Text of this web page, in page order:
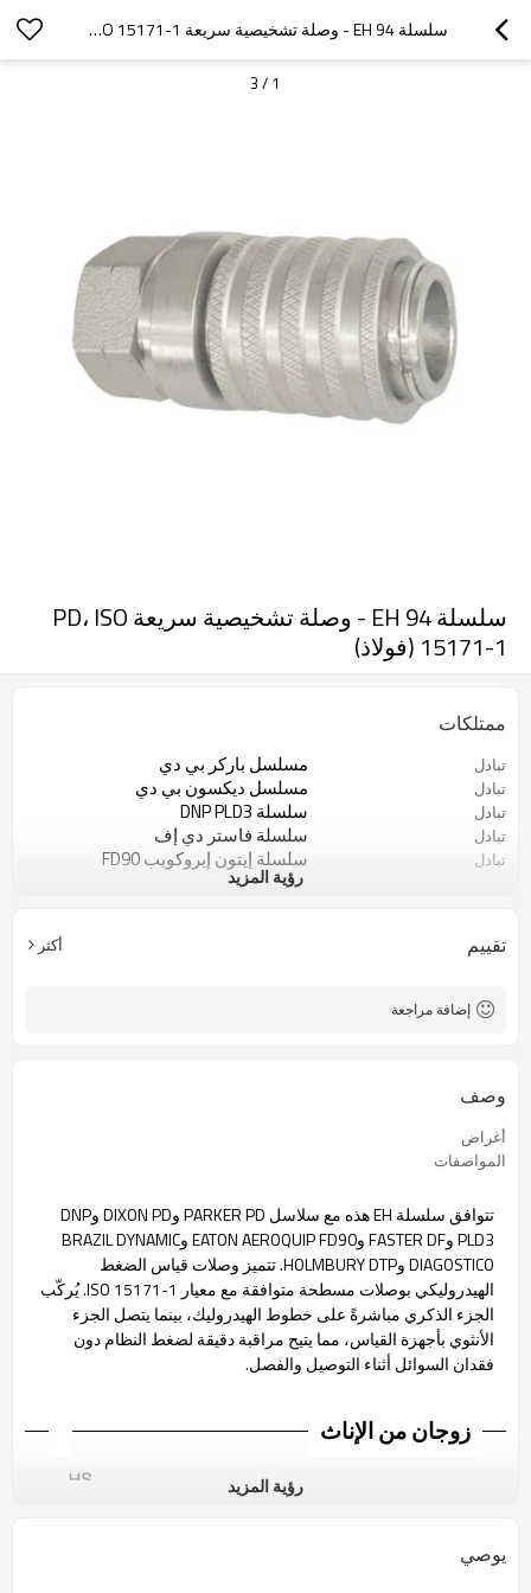
سلسلة EH 94 - وصلة تشخيصية سريعة PD، ISO 15171-1 (فولاذ)
1
/
3
سلسلة EH 94 - وصلة تشخيصية سريعة PD، ISO
15171-1 (فولاذ)
ممتلكات
تبادل مسلسل باركر بي دي
تبادل مسلسل ديكسون بي دي
تبادل سلسلة DNP PLD3
تبادل سلسلة فاستر دي إف
تبادل سلسلة إيتون إيروكويب FD90
سلسلة التشخيص الديناميكي البرازيلية
رؤية المزيد
تقييم أكثر
إضافة مراجعة
وصف
أغراض
المواصفات
تتوافق سلسلة EH هذه مع سلاسل PARKER PD وDIXON PD وDNP
PLD3 وFASTER DF وEATON AEROQUIP FD90 وBRAZIL DYNAMIC
DIAGOSTICO وHOLMBURY DTP. تتميز وصلات قياس الضغط
الهيدروليكي بوصلات مسطحة متوافقة مع معيار ISO 15171-1. يُركّب
الجزء الذكري مباشرةً على خطوط الهيدروليك، بينما يتصل الجزء
الأنثوي بأجهزة القياس، مما يتيح مراقبة دقيقة لضغط النظام دون
فقدان السوائل أثناء التوصيل والفصل.
زوجان من الإناث
رؤية المزيد
يوصي